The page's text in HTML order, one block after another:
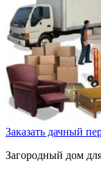
Заказать дачный
Загородный дом